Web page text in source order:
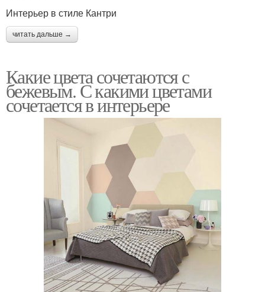
Интерьер в стиле Кантри
читать дальше →
Какие цвета сочетаются с
бежевым. С какими цветами
сочетается в интерьере